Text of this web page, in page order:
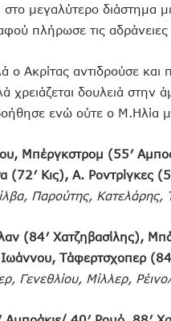
μεγαλύτερο διάστημα
πλήρωσε τις
Ακρίτας αντιδρούσε και
δουλειά στην
ενώ ούτε ο Μ.Ηλία
Μπέργκστρομ (55′
(72′ Κις), Α. Ροντρίγκες
Παρούτης,
(84′ Χατζηβασίλης),
Τάφερτσχοπερ
Γενεθλίου, Μίλλερ,